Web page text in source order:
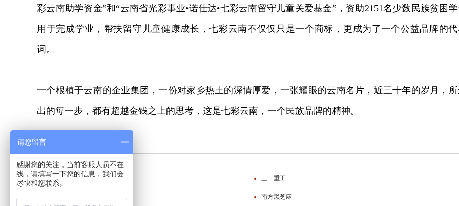
彩云南助学资金”和“云南省光彩事业•诺仕达•七彩云南留守儿童关爱基金”，资助2151名少数民族贫困
用于完成学业，帮扶留守儿童健康成长，七彩云南不仅仅只是一个商标，更成为了一个公益品牌的代
词。
一个根植于云南的企业集团，一份对家乡热土的深情厚爱，一张耀眼的云南名片，近三十年的岁月，
出的每一步，都有超越金钱之上的思考，这是七彩云南，一个民族品牌的精神。
相关资讯
小米 三一重工
华为 南方黑芝麻
请您留言
感谢您的关注，当前客服人员不在
线，请填写一下您的信息，我们会
尽快和您联系。